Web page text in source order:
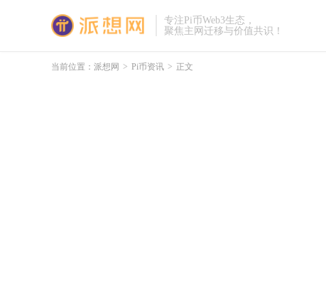
专注Pi币Web3生态，
聚焦主网迁移与价值共识！
当前位置： 派想网 > Pi币资讯 > 正文